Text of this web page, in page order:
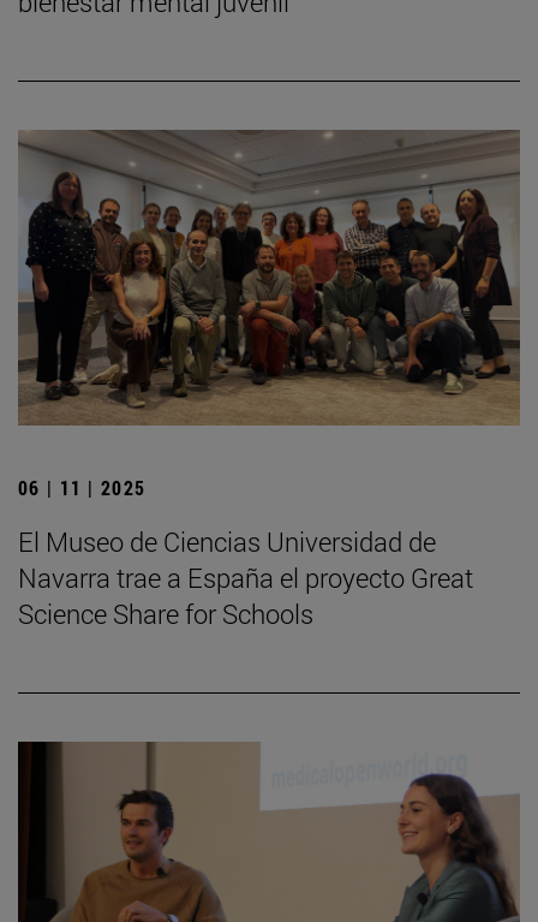
06 | 11 | 2025
El Museo de Ciencias Universidad de
Navarra trae a España el proyecto Great
Science Share for Schools